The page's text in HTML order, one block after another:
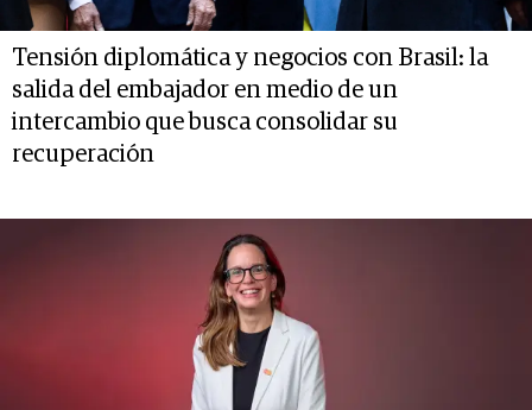
Tensión diplomática y negocios con Brasil: la
salida del embajador en medio de un
intercambio que busca consolidar su
recuperación